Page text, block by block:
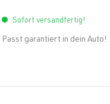
Sofort versandfertig!
Passt garantiert in dein Auto!